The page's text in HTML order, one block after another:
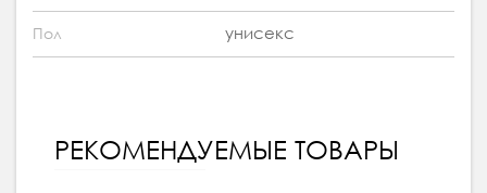
Пол унисекс
РЕКОМЕНДУЕМЫЕ ТОВАРЫ